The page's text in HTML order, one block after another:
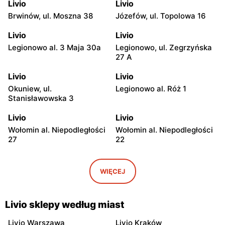
Livio
Brwinów, ul. Moszna 38
Livio
Józefów, ul. Topolowa 16
Livio
Legionowo al. 3 Maja 30a
Livio
Legionowo, ul. Zegrzyńska
27 A
Livio
Okuniew, ul.
Stanisławowska 3
Livio
Legionowo al. Róż 1
Livio
Wołomin al. Niepodległości
27
Livio
Wołomin al. Niepodległości
22
Otwock, ul. Warszawska
Livio
Otwock, ul. Wawerska 10
Livio
Wołomin, ul. Szosa
Jadowska 14B
Livio
Batorego 34
WIĘCEJ
Livio sklepy według miast
Livio Warszawa
Livio Kraków